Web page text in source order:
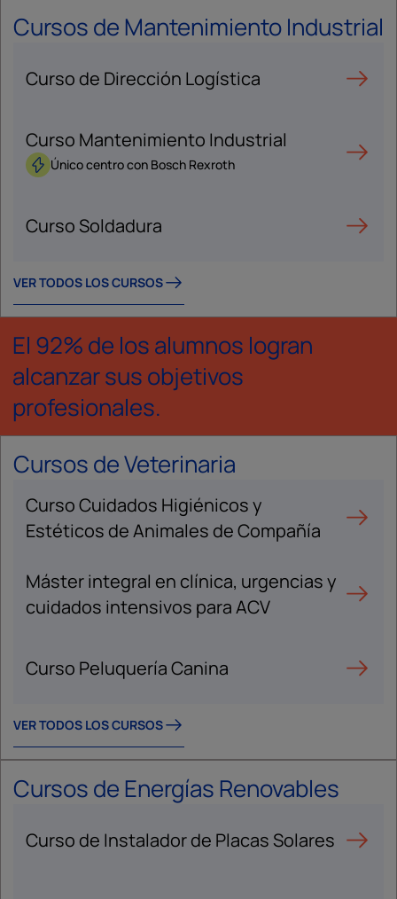
Cursos de Mantenimiento Industrial
Curso de Dirección Logística
Curso Mantenimiento Industrial
Único centro con Bosch Rexroth
Curso Soldadura
VER TODOS LOS CURSOS
El 92% de los alumnos logran
alcanzar sus objetivos
profesionales.
Cursos de Veterinaria
Curso Cuidados Higiénicos y
Estéticos de Animales de Compañía
Máster integral en clínica, urgencias y
cuidados intensivos para ACV
Curso Peluquería Canina
VER TODOS LOS CURSOS
Cursos de Energías Renovables
Curso de Instalador de Placas Solares